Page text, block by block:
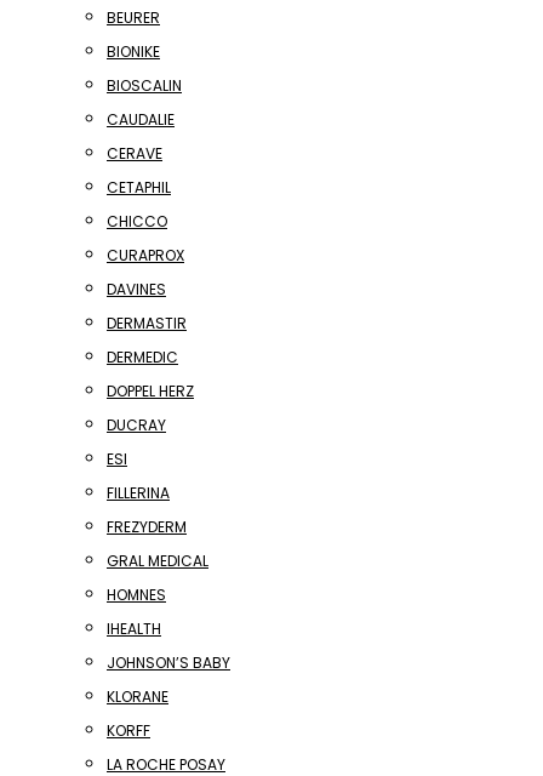
BEURER
BIONIKE
BIOSCALIN
CAUDALIE
CERAVE
CETAPHIL
CHICCO
CURAPROX
DAVINES
DERMASTIR
DERMEDIC
DOPPEL HERZ
DUCRAY
ESI
FILLERINA
FREZYDERM
GRAL MEDICAL
HOMNES
IHEALTH
JOHNSON’S BABY
KLORANE
KORFF
LA ROCHE POSAY